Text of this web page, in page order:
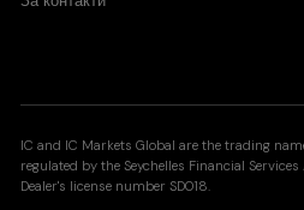
IC and IC Markets Global are the trading
regulated by the Seychelles Financial
Dealer's license number SD018.